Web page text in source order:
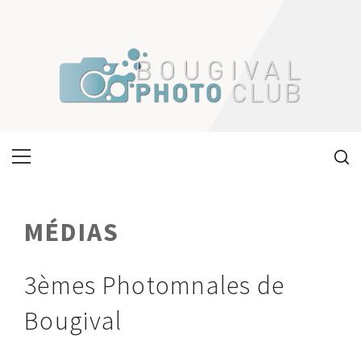
Primary
MÉDIAS
3èmes Photomnales de
Bougival